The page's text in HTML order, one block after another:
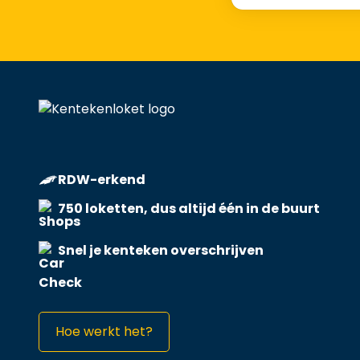
RDW-erkend
750 loketten, dus altijd één in de buurt
Snel je kenteken overschrijven
Hoe werkt het?